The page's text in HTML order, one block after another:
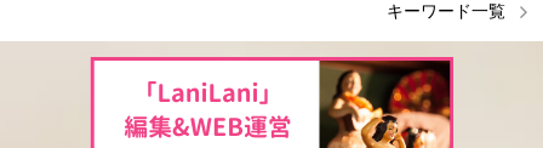
キーワード一覧